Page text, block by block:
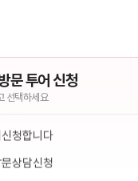
문 투어 신청
상담신청
시간 투어 되나요?